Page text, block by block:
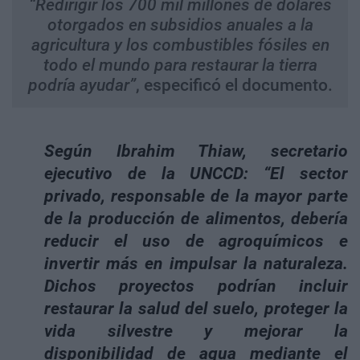
“Redirigir los 700 mil millones de dólares
otorgados en subsidios anuales a la
agricultura y los combustibles fósiles en
todo el mundo para restaurar la tierra
podría ayudar”, especificó el documento.
Según Ibrahim Thiaw, secretario
ejecutivo de la UNCCD: “El sector
privado, responsable de la mayor parte
de la producción de alimentos, debería
reducir el uso de agroquímicos e
invertir más en impulsar la naturaleza.
Dichos proyectos podrían incluir
restaurar la salud del suelo, proteger la
vida silvestre y mejorar la
disponibilidad de agua mediante el